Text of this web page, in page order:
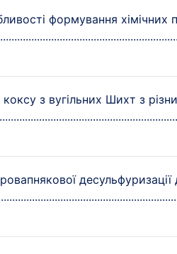
формування хімічних
коксу з вугільних Шихт з